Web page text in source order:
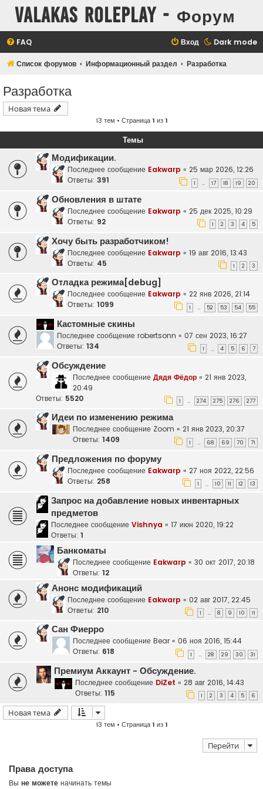
Valakas Roleplay - Форум
Dark mode
FAQ Вход
Список форумов Информационный раздел Разработка
Разработка
Новая тема
13 тем • Страница1 из1
Темы
Модификации.
Последнее сообщение Eakwarp « 25 мар 2026, 12:26
Ответы: 391 1 … 17 18 19 20
Обновления в штате
Последнее сообщение Eakwarp « 25 дек 2025, 10:29
Ответы: 92 1 2 3 4 5
Хочу быть разработчиком!
Последнее сообщение Eakwarp « 19 авг 2016, 13:43
Ответы: 45 1 2 3
Отладка режима[debug]
Последнее сообщение Eakwarp « 22 янв 2026, 21:14
Ответы: 1099 1 … 52 53 54 55
Кастомные скины
Последнее сообщение robertsonn « 07 сен 2023, 16:27
Ответы: 134 1 … 4 5 6 7
Обсуждение
Последнее сообщение Дядя Фёдор « 21 янв 2023,
20:49
Ответы: 5520 1 … 274 275 276 277
Идеи по изменению режима
Последнее сообщение Zoom « 21 янв 2023, 20:37
Ответы: 1409 1 … 68 69 70 71
Предложения по форуму
Последнее сообщение Eakwarp « 27 ноя 2022, 22:56
Ответы: 258 1 … 10 11 12 13
Запрос на добавление новых инвентарных
предметов
Последнее сообщение Vishnya « 17 июн 2020, 19:22
Ответы: 1
Банкоматы
Последнее сообщение Eakwarp « 30 окт 2017, 20:18
Ответы: 12
Анонс модификаций
Последнее сообщение Eakwarp « 02 авг 2017, 22:45
Ответы: 210 1 … 8 9 10 11
Сан Фиерро
Последнее сообщение Bear « 06 ноя 2016, 15:44
Ответы: 618 1 … 28 29 30 31
Премиум Аккаунт - Обсуждение.
Последнее сообщение DiZet « 28 авг 2016, 14:43
Ответы: 115 1 2 3 4 5 6
Новая тема
13 тем • Страница1 из1
Перейти
Права доступа
Вы не можете начинать темы